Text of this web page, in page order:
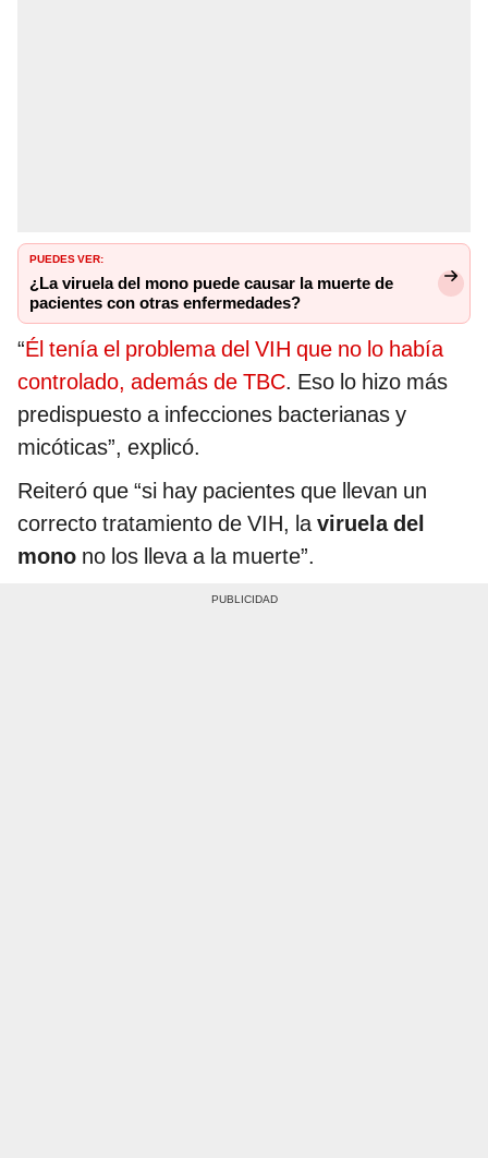
PUEDES VER:
¿La viruela del mono puede causar la muerte de
pacientes con otras enfermedades?
“Él tenía el problema del VIH que no lo había
controlado, además de TBC. Eso lo hizo más
predispuesto a infecciones bacterianas y
micóticas”, explicó.
Reiteró que “si hay pacientes que llevan un
correcto tratamiento de VIH, laviruela del
mono no los lleva a la muerte”.